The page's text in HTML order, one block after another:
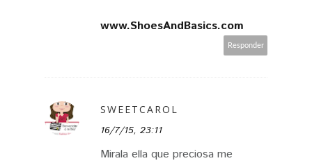
www.ShoesAndBasics.com
Responder
SWEETCAROL
16/7/15, 23:11
Mirala ella que preciosa me